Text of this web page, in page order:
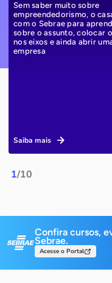
1/10
Sem saber muito sobre
empreendedorismo, o
com o Sebrae para
sobre o assunto, colocar
nos eixos e ainda abrir
empresa
Saiba mais
Confira cursos,
Sebrae.
Acesse o Portal